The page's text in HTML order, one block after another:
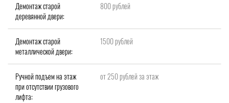
Демонтаж старой
деревянной двери:
800 рублей
Демонтаж старой
металлической двери:
1500 рублей
Ручной подъем на этаж
при отсутствии грузового
лифта:
от 250 рублей за этаж